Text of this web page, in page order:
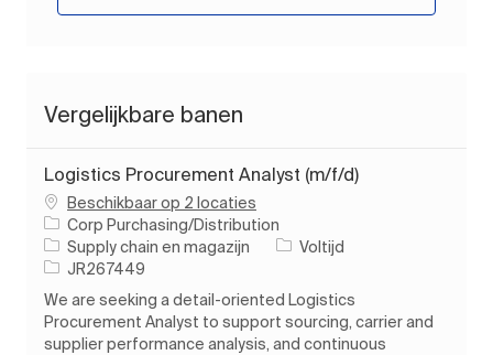
Vergelijkbare banen
Logistics Procurement Analyst (m/f/d)
Beschikbaar op 2 locaties
Corp Purchasing/Distribution
Categorie
Supply chain en magazijn Soort baan
Voltijd
Taak-ID
JR267449
We are seeking a detail-oriented Logistics
Procurement Analyst to support sourcing, carrier and
supplier performance analysis, and continuous